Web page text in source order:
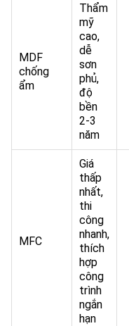
MDF
chống
ẩm
Thẩm
mỹ
cao,
dễ
sơn
phủ,
độ
bền
2-3
năm
MFC
Giá
thấp
nhất,
thi
công
nhanh,
thích
hợp
công
trình
ngắn
hạn